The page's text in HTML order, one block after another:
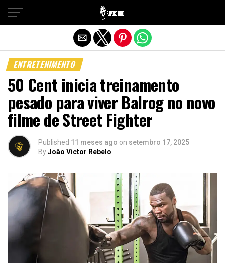
ENTRETENIMENTO
50 Cent inicia treinamento
pesado para viver Balrog no novo
filme de Street Fighter
Published 11 meses ago on setembro 17, 2025
ByJoão Victor Rebelo
Sair da versão mobile